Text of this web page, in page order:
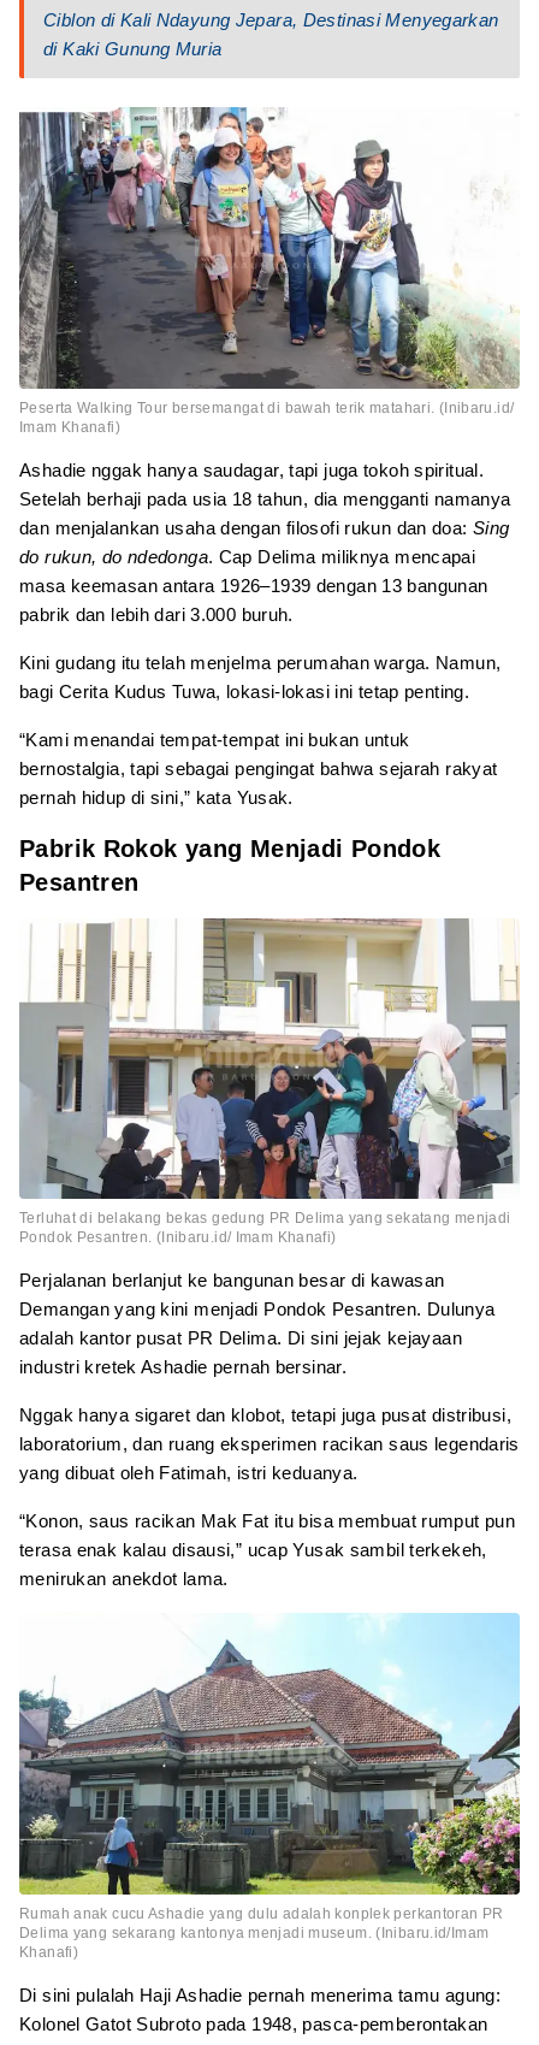
Ciblon di Kali Ndayung Jepara, Destinasi Menyegarkan
di Kaki Gunung Muria
Peserta Walking Tour bersemangat di bawah terik matahari. (Inibaru.id/
Imam Khanafi)
Ashadie nggak hanya saudagar, tapi juga tokoh spiritual.
Setelah berhaji pada usia 18 tahun, dia mengganti namanya
dan menjalankan usaha dengan filosofi rukun dan doa: Sing
do rukun, do ndedonga. Cap Delima miliknya mencapai
masa keemasan antara 1926–1939 dengan 13 bangunan
pabrik dan lebih dari 3.000 buruh.
Kini gudang itu telah menjelma perumahan warga. Namun,
bagi Cerita Kudus Tuwa, lokasi-lokasi ini tetap penting.
“Kami menandai tempat-tempat ini bukan untuk
bernostalgia, tapi sebagai pengingat bahwa sejarah rakyat
pernah hidup di sini,” kata Yusak.
Pabrik Rokok yang Menjadi Pondok
Pesantren
Terluhat di belakang bekas gedung PR Delima yang sekatang menjadi
Pondok Pesantren. (Inibaru.id/ Imam Khanafi)
Perjalanan berlanjut ke bangunan besar di kawasan
Demangan yang kini menjadi Pondok Pesantren. Dulunya
adalah kantor pusat PR Delima. Di sini jejak kejayaan
industri kretek Ashadie pernah bersinar.
Nggak hanya sigaret dan klobot, tetapi juga pusat distribusi,
laboratorium, dan ruang eksperimen racikan saus legendaris
yang dibuat oleh Fatimah, istri keduanya.
“Konon, saus racikan Mak Fat itu bisa membuat rumput pun
terasa enak kalau disausi,” ucap Yusak sambil terkekeh,
menirukan anekdot lama.
Rumah anak cucu Ashadie yang dulu adalah konplek perkantoran PR
Delima yang sekarang kantonya menjadi museum. (Inibaru.id/Imam
Khanafi)
Di sini pulalah Haji Ashadie pernah menerima tamu agung:
Kolonel Gatot Subroto pada 1948, pasca-pemberontakan